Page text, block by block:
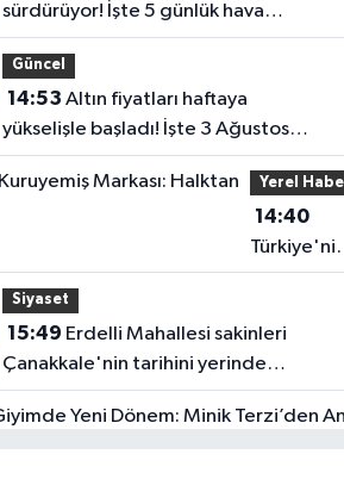
sürdürüyor! İşte 5 günlük hava
durumu
Güncel
14:53
yükselişle başladı! İşte 3 Ağustos
güncel fiyatlar
Yerel
14:40
En İyi
Markası:
Halktan
Siyaset
15:49
Çanakkale'nin tarihini yerinde
yaşadı